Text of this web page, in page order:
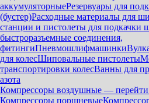
аккумуляторныеРезервуары для
(бустер)Расходные материалы для
станции и пистолеты для подкачки
быстроразъемные соединения,
фитингиПневмошлифмашинки
для колесШиповальные пистолеты
транспортировки колесВанны для
азота
Компрессоры воздушные — перейти
Компрессоры поршневые